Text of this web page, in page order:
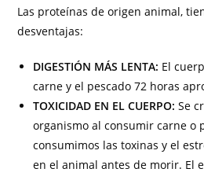
Las proteínas de origen animal,
desventajas:
DIGESTIÓN MÁS LENTA: El
carne y el pescado 72 horas
TOXICIDAD EN EL CUERPO: Se
organismo al consumir carne o
consumimos las toxinas y el
en el animal antes de morir. El